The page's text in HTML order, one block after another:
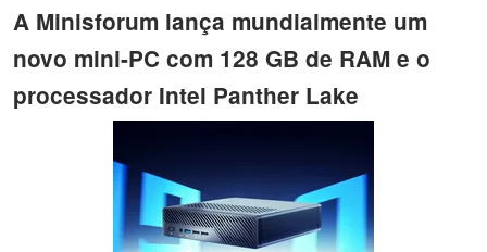
A Minisforum lança mundialmente um
novo mini-PC com 128 GB de RAM e o
processador Intel Panther Lake